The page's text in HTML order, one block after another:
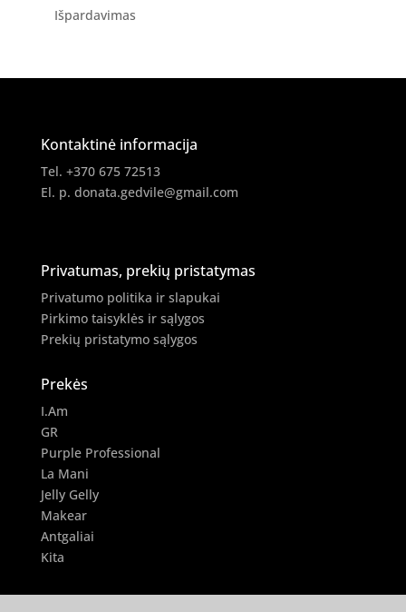
Išpardavimas
Kontaktinė informacija
Tel. +370 675 72513
El. p. donata.gedvile@gmail.com
Privatumas, prekių pristatymas
Privatumo politika ir slapukai
Pirkimo taisyklės ir sąlygos
Prekių pristatymo sąlygos
Prekės
I.Am
GR
Purple Professional
La Mani
Jelly Gelly
Makear
Antgaliai
Kita